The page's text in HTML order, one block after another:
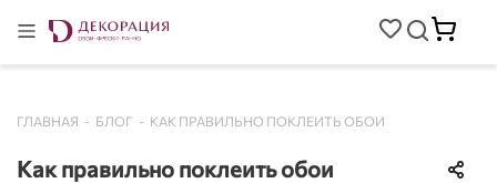
ГЛАВНАЯ - БЛОГ - КАК ПРАВИЛЬНО ПОКЛЕИТЬ ОБОИ
Как правильно поклеить обои